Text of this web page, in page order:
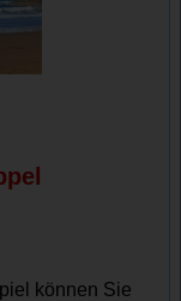
können Sie